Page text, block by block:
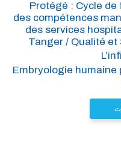
Protégé : Cycle
des compétences
des services
Tanger / Qualité et
Embryologie humaine